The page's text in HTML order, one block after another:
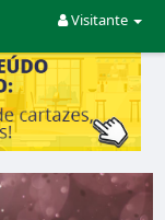
Visitante